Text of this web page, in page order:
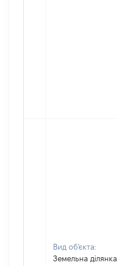
Вид об'єкта:
Земельна ділянка